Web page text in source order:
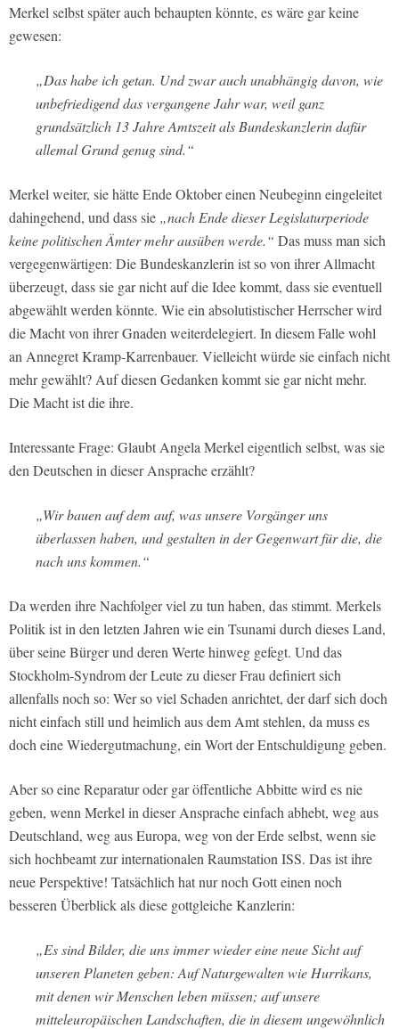
Merkel selbst später auch behaupten könnte, es wäre gar keine
gewesen:
„Das habe ich getan. Und zwar auch unabhängig davon, wie
unbefriedigend das vergangene Jahr war, weil ganz
grundsätzlich 13 Jahre Amtszeit als Bundeskanzlerin dafür
allemal Grund genug sind.“
Merkel weiter, sie hätte Ende Oktober einen Neubeginn eingeleitet
dahingehend, und dass sie „nach Ende dieser Legislaturperiode
keine politischen Ämter mehr ausüben werde.“ Das muss man sich
vergegenwärtigen: Die Bundeskanzlerin ist so von ihrer Allmacht
überzeugt, dass sie gar nicht auf die Idee kommt, dass sie eventuell
abgewählt werden könnte. Wie ein absolutistischer Herrscher wird
die Macht von ihrer Gnaden weiterdelegiert. In diesem Falle wohl
an Annegret Kramp-Karrenbauer. Vielleicht würde sie einfach nicht
mehr gewählt? Auf diesen Gedanken kommt sie gar nicht mehr.
Die Macht ist die ihre.
Interessante Frage: Glaubt Angela Merkel eigentlich selbst, was sie
den Deutschen in dieser Ansprache erzählt?
„Wir bauen auf dem auf, was unsere Vorgänger uns
überlassen haben, und gestalten in der Gegenwart für die, die
nach uns kommen.“
Da werden ihre Nachfolger viel zu tun haben, das stimmt. Merkels
Politik ist in den letzten Jahren wie ein Tsunami durch dieses Land,
über seine Bürger und deren Werte hinweg gefegt. Und das
Stockholm-Syndrom der Leute zu dieser Frau definiert sich
allenfalls noch so: Wer so viel Schaden anrichtet, der darf sich doch
nicht einfach still und heimlich aus dem Amt stehlen, da muss es
doch eine Wiedergutmachung, ein Wort der Entschuldigung geben.
Aber so eine Reparatur oder gar öffentliche Abbitte wird es nie
geben, wenn Merkel in dieser Ansprache einfach abhebt, weg aus
Deutschland, weg aus Europa, weg von der Erde selbst, wenn sie
sich hochbeamt zur internationalen Raumstation ISS. Das ist ihre
neue Perspektive! Tatsächlich hat nur noch Gott einen noch
besseren Überblick als diese gottgleiche Kanzlerin:
„Es sind Bilder, die uns immer wieder eine neue Sicht auf
unseren Planeten geben: Auf Naturgewalten wie Hurrikans,
mit denen wir Menschen leben müssen; auf unsere
mitteleuropäischen Landschaften, die in diesem ungewöhnlich